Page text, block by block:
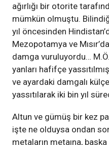
ağırlığı bir otorite
mümkün olmuştu.
yıl öncesinden
Mezopotamya ve
damga vuruluyordu…
yanları hafifçe
ve ayardaki damgalı
yassıtılarak iki bin yıl
Altun ve gümüş bir kez
işte ne olduysa ondan
metaların metaına,